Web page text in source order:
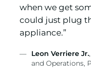
when we get
could just plug
appliance.”
— Leon Verriere Jr.
and Operations,